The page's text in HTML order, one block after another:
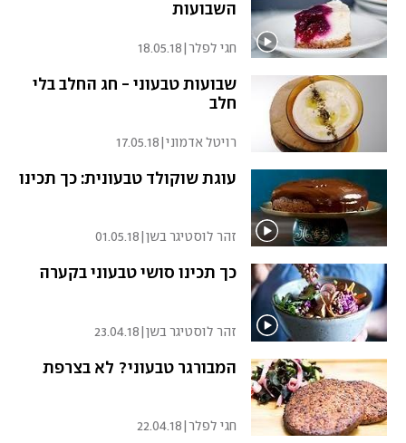
השבועות
חגי לפלר|
18.05.18
שבועות טבעוני - חג החלב בלי
חלב
רויטל אדמוני|
17.05.18
עוגת שוקולד טבעונית: כך תכינו
זהר לוסטיגר בשן|
01.05.18
כך תכינו סושי טבעוני בקערה
זהר לוסטיגר בשן|
23.04.18
המבורגר טבעוני? לא בצרפת
חגי לפלר|
22.04.18